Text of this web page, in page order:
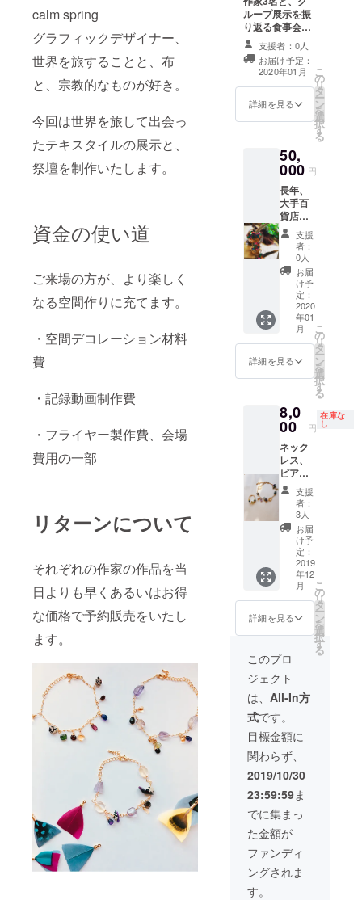
calm spring
グラフィックデザイナー、
世界を旅することと、布
と、宗教的なものが好き。
今回は世界を旅して出会っ
たテキスタイルの展示と、
祭壇を制作いたします。
資金の使い道
ご来場の方が、より楽しく
なる空間作りに充てます。
・空間デコレーション材料
費
・記録動画制作費
・フライヤー製作費、会場
費用の一部
リターンについて
それぞれの作家の作品を当
日よりも早くあるいはお得
な価格で予約販売をいたし
ます。
から午
後8時ま
の5時間
をお選
びくだ
さい。
当日の
の実費
をご負
担くだ
さい。
日程、
場所の
調整等
はメー
ルにて
相談す
る形と
なりま
す。 1
グルー
プ3名ま
で
ループ展示を振
り返る食事会、
ご参加1名様分の
チケット。 ゲス
トは合計3名様ま
で。 食事会予定
地: 横浜市内
作家と参加者に
様の後飲食代が
5000円を超えた
となります。
支援者：0人
お届け予定：
2020年01月
詳細を見る
こ
の
リ
タ
ー
ン
を
選
択
す
る
50,
000 円
長年、
大手百
貨店の
ショー
ウイン
ドー製
作や、
イベン
ト、
フェス
会場の
空間演
出をし
てきた
作家
白鳥沙
よるあ
なたの
ご自宅
にあっ
たオブ
ジェを
つくり
す。
ご自宅
に伺
い、現
地調査
と、ヒ
アリン
グを重
ねた上
ご提案
をいた
しま
す。 神
奈川、
東京都
限定。
現地調
査に関
わる交
通費実
費はご
負担い
ただき
ます。
具体的
な日程
の調整
支援
者：
0人
お届
け予
定：
2020
年01
月
詳細を見る
こ
の
リ
タ
ー
ン
を
選
択
す
る
8,0
00 円
在庫な
し
ネック
レス、
ピア
ス、イ
ヤリン
グ、指
輪、の
アクセ
サリー
アイテ
ムおひ
とつを
フル
オー
ダーを
承りま
す。 ご
希望の
原材
料、サ
イズ打
ち合わ
せの上
お作り
いたし
ま
す。
使用材
料は、
天然
石、羽
根、
16kgf
の金属
支援
者：
3人
お届
け予
定：
2019
年12
月
詳細を見る
こ
の
リ
タ
ー
ン
を
選
択
す
る
このプロ
ジェクト
は、 All-In方
式です。
目標金額に
関わらず、
2019/10/30
23:59:59ま
でに集まっ
た金額が
ファンディ
ングされま
す。